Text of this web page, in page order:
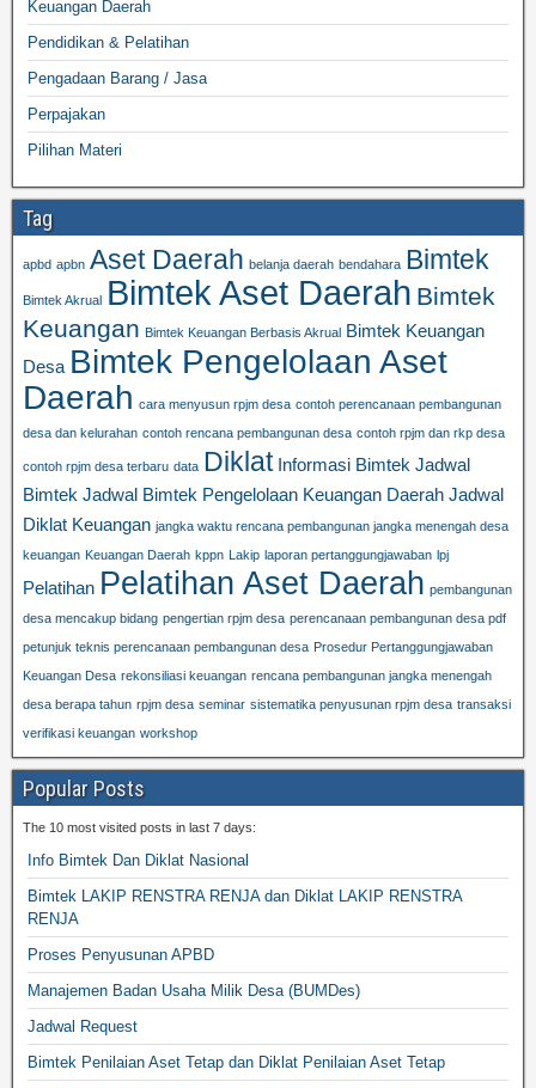
Keuangan Daerah
Pendidikan & Pelatihan
Pengadaan Barang / Jasa
Perpajakan
Pilihan Materi
Tag
apbd apbn Aset Daerah belanja daerah bendahara Bimtek
Bimtek Akrual Bimtek Aset Daerah Bimtek
Keuangan Bimtek Keuangan Berbasis Akrual Bimtek Keuangan
Desa Bimtek Pengelolaan Aset
Daerah cara menyusun rpjm desa contoh perencanaan pembangunan
desa dan kelurahan contoh rencana pembangunan desa contoh rpjm dan rkp desa
contoh rpjm desa terbaru data Diklat Informasi Bimtek Jadwal
Bimtek Jadwal Bimtek Pengelolaan Keuangan Daerah Jadwal
Diklat Keuangan jangka waktu rencana pembangunan jangka menengah desa
keuangan Keuangan Daerah kppn Lakip laporan pertanggungjawaban lpj
Pelatihan Pelatihan Aset Daerah pembangunan
desa mencakup bidang pengertian rpjm desa perencanaan pembangunan desa pdf
petunjuk teknis perencanaan pembangunan desa Prosedur Pertanggungjawaban
Keuangan Desa rekonsiliasi keuangan rencana pembangunan jangka menengah
desa berapa tahun rpjm desa seminar sistematika penyusunan rpjm desa transaksi
verifikasi keuangan workshop
Popular Posts
The 10 most visited posts in last 7 days:
Info Bimtek Dan Diklat Nasional
Bimtek LAKIP RENSTRA RENJA dan Diklat LAKIP RENSTRA
RENJA
Proses Penyusunan APBD
Manajemen Badan Usaha Milik Desa (BUMDes)
Jadwal Request
Bimtek Penilaian Aset Tetap dan Diklat Penilaian Aset Tetap